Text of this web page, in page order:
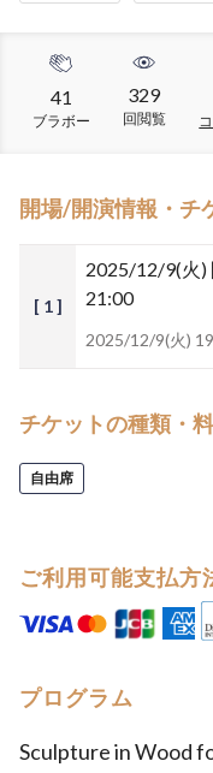
41
ブラボー
329
回閲覧
開場/開演情報・チ
[ 1 ]
2025/12/9(火)
21:00
2025/12/9(火)
チケットの種類・
自由席
ご利用可能支払方
プログラム
Sculpture in Wood